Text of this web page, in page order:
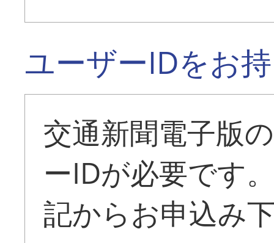
ユーザーIDをお
交通新聞電子版
ーIDが必要です
記からお申込み